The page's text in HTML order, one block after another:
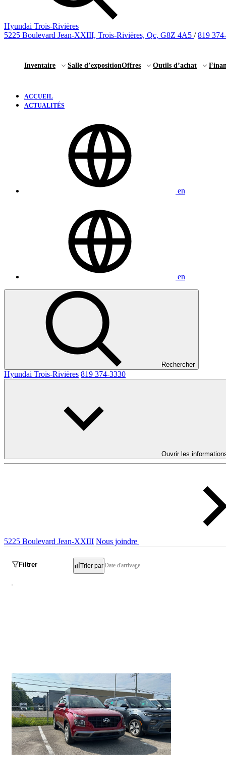
Hyundai Trois-Rivières
5225 Boulevard Jean-XXIII, Trois-Rivières, Qc, G8Z 4A5 / 819
Inventaire Salle d’expositionOffres Outils d’achat
ACCUEIL
ACTUALITÉS
en
en
Rechercher
Hyundai Trois-Rivières 819 374-3330
Ouvrir les
5225 Boulevard Jean-XXIII Nous joindre
Filtrer Trier parDate d'arrivage
Hyundai Venue
Essential 2020
52 669 km
15 895 $
Stock BE6138 / NIV 032143